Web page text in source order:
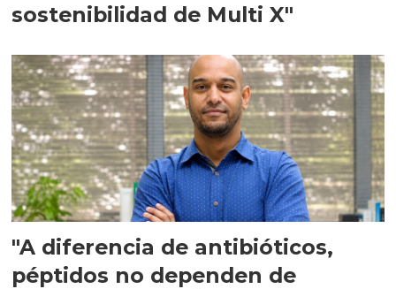
sostenibilidad de Multi X"
"A diferencia de antibióticos,
péptidos no dependen de